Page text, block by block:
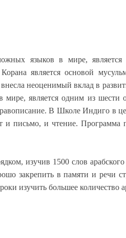
языков в мире,
является основой
внесла неоценимый вклад в
мире, является одним из
В Школе Индиго в
письмо, и чтение. Программа
изучив 1500 слов
закрепить в памяти и речи
изучить большее количество